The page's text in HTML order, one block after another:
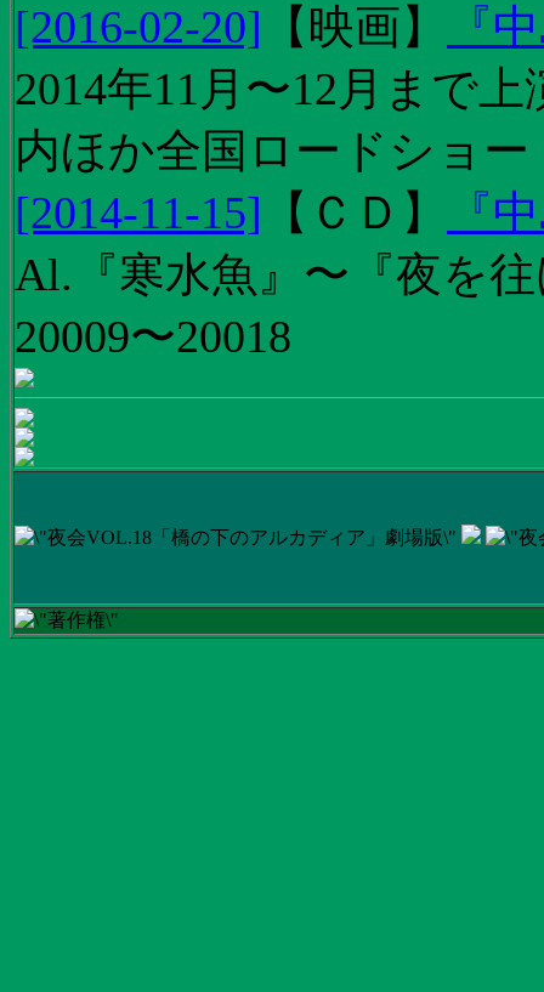
[2016-02-20] 【 映画】
『
2014年11月〜12月まで
内ほか全国ロードショー
[2014-11-15] 【 ＣＤ 】
『
Al.『寒水魚』〜『夜を
20009〜20018